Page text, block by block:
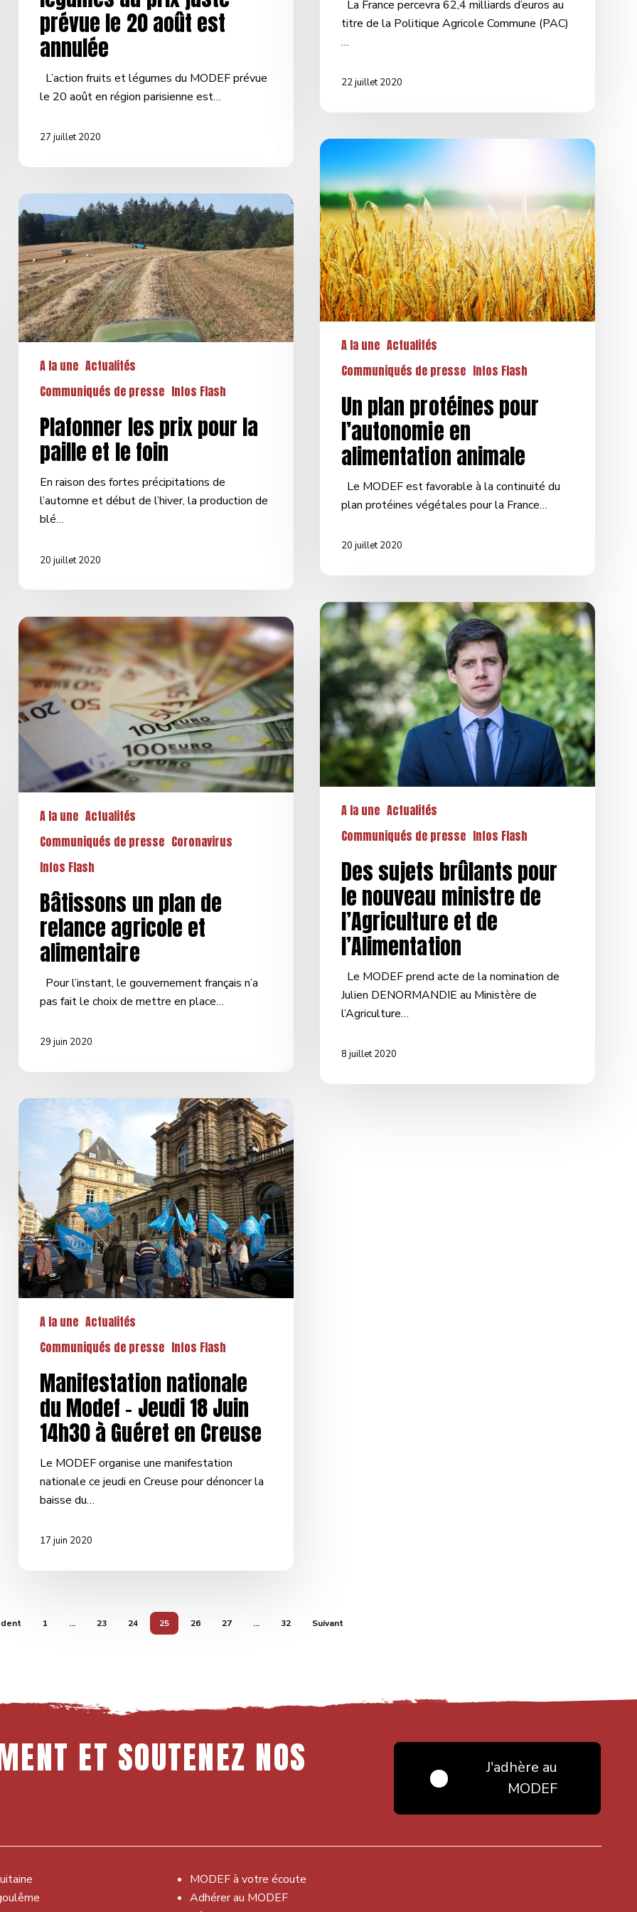
prévue le 20 août est
annulée
L’action fruits et légumes du MODEF prévue
le 20 août en région parisienne est…
27 juillet 2020
La France percevra 62,4 milliards d’euros au
titre de la Politique Agricole Commune (PAC)
…
22 juillet 2020
Un
plan
protéines
pour
l’autonomie
en
alimentation
animale
A la une Actualités
Communiqués de presse Infos Flash
Un plan protéines pour
l’autonomie en
alimentation animale
Le MODEF est favorable à la continuité du
plan protéines végétales pour la France…
20 juillet 2020
Plafonner
les
prix
pour
la
paille
et
le
A la une Actualités
Communiqués de presse Infos Flash
Plafonner les prix pour la
paille et le foin
En raison des fortes précipitations de
l’automne et début de l’hiver, la production de
blé…
20 juillet 2020
Des
sujets
brûlants
pour
le
nouveau
ministre
de
l’Agriculture
et
l’Alimentation
A la une Actualités
Communiqués de presse Infos Flash
Des sujets brûlants pour
le nouveau ministre de
l’Agriculture et de
l’Alimentation
Le MODEF prend acte de la nomination de
Julien DENORMANDIE au Ministère de
l’Agriculture…
8 juillet 2020
Bâtissons
un
plan
de
relance
agricole
et
alimentaire
A la une Actualités
Communiqués de presse Coronavirus
Infos Flash
Bâtissons un plan de
relance agricole et
alimentaire
Pour l’instant, le gouvernement français n’a
pas fait le choix de mettre en place…
29 juin 2020
Manifestation
nationale
–
Jeudi
18
Juin
14h30
à
Guéret
CreuseA la une Actualités
Communiqués de presse Infos Flash
Manifestation nationale
du Modef – Jeudi 18 Juin
14h30 à Guéret en Creuse
Le MODEF organise une manifestation
nationale ce jeudi en Creuse pour dénoncer la
baisse du…
17 juin 2020
1 … 23 24 25 26 27 … 32 Suivant
ET SOUTENEZ NOS
J'adhère au
MODEF
MODEF à votre écoute
Adhérer au MODEF